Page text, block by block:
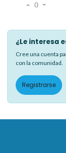
0
¿Le interesa
Cree una cuenta
con la comunidad.
Registrarse